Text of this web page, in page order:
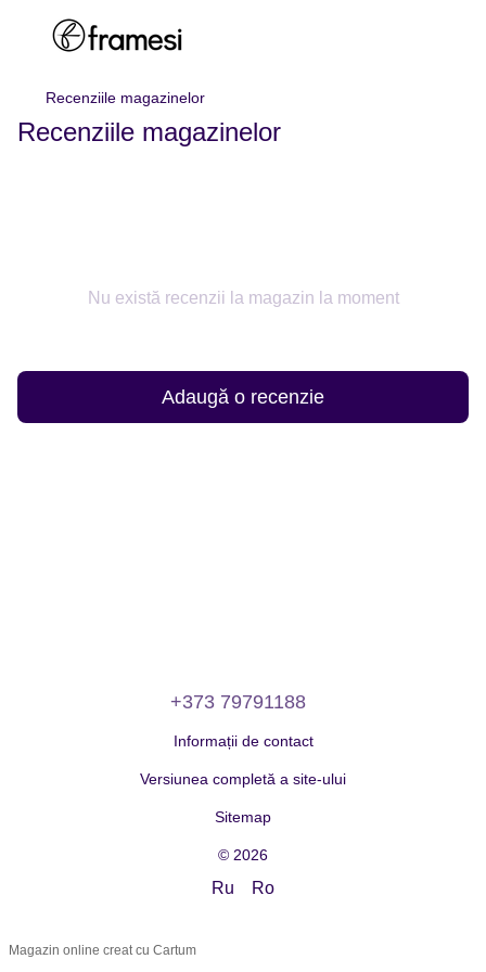
Recenziile magazinelor
Recenziile magazinelor
Nu există recenzii la magazin la moment
Adaugă o recenzie
+373 79791188
Informații de contact
Versiunea completă a site-ului
Sitemap
© 2026
Ru Ro
Magazin online creat cu Cartum